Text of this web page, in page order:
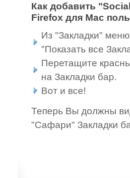
Как добавить
Firefox для Mac
Из "Закладки"
"Показать все
Перетащите
на Закладки бар.
Вот и все!
Теперь Вы должны
"Сафари" Закладки